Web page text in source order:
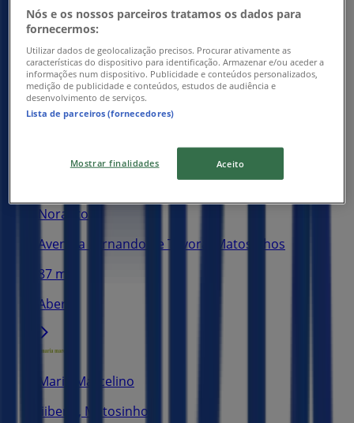
Lojas mais próximas
Norauto
Avenida Fernando de Távora, Matosinhos
87 m
Aberto
Maria Marcelino
liiberal, Matosinhos
Nós e os nossos parceiros tratamos os dados para
fornecermos:
Utilizar dados de geolocalização precisos. Procurar ativamente as
características do dispositivo para identificação. Armazenar e/ou aceder a
informações num dispositivo. Publicidade e conteúdos personalizados,
medição de publicidade e conteúdos, estudos de audiência e
desenvolvimento de serviços.
Lista de parceiros (fornecedores)
Mostrar finalidades Aceito